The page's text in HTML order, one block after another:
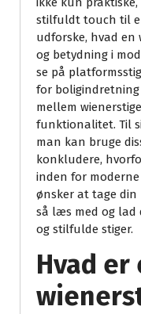
stilfuldt touch til
udforske, hvad en
og betydning i
se på
for
mellem
funktionalitet. Til
man kan bruge
konkludere,
inden for
ønsker at tage
så læs med og lad
og stilfulde stiger.
Hvad er